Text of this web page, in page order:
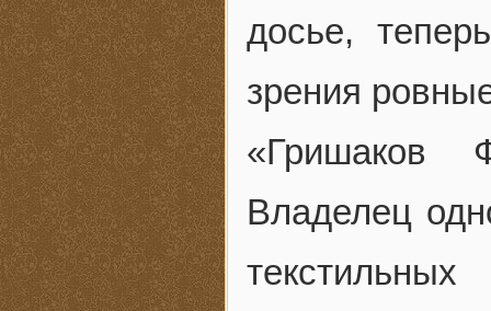
досье,
зрения
«Гришаков
Владелец